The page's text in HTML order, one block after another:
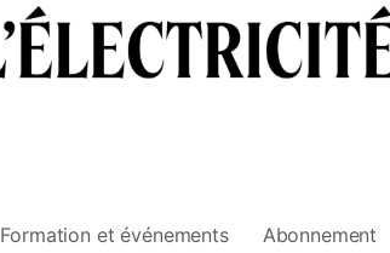
Formation et événements Abonnement